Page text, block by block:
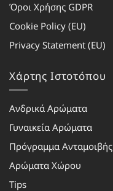
Όροι Χρήσης GDPR
Cookie Policy (EU)
Privacy Statement (EU)
Χάρτης Ιστοτόπου
Ανδρικά Αρώματα
Γυναικεία Αρώματα
Πρόγραμμα Ανταμοιβής
Αρώματα Χώρου
Tips